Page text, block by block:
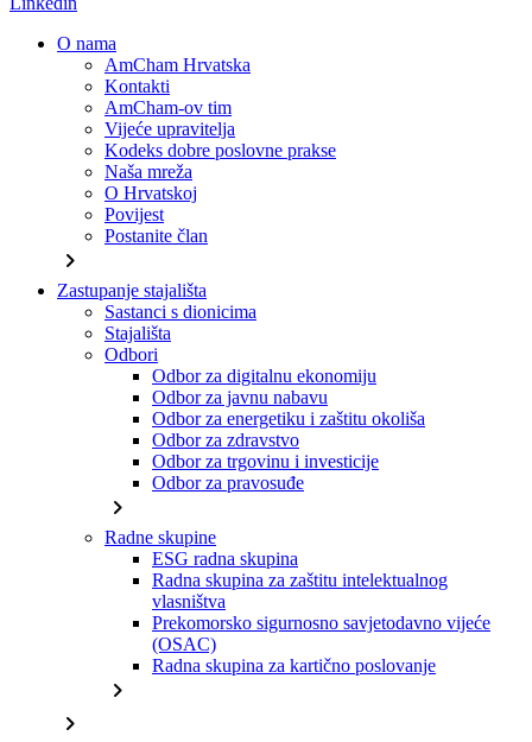
O nama
AmCham Hrvatska
Kontakti
AmCham-ov tim
Vijeće upravitelja
Kodeks dobre poslovne prakse
Naša mreža
O Hrvatskoj
Povijest
Postanite član
chevron_right
Zastupanje stajališta
Sastanci s dionicima
Stajališta
Odbori
Odbor za digitalnu ekonomiju
Odbor za javnu nabavu
Odbor za energetiku i zaštitu okoliša
Odbor za zdravstvo
Odbor za trgovinu i investicije
Odbor za pravosuđe
chevron_right
Radne skupine
ESG radna skupina
Radna skupina za zaštitu intelektualnog
vlasništva
Prekomorsko sigurnosno savjetodavno vijeće
(OSAC)
Radna skupina za kartično poslovanje
chevron_right
chevron_right